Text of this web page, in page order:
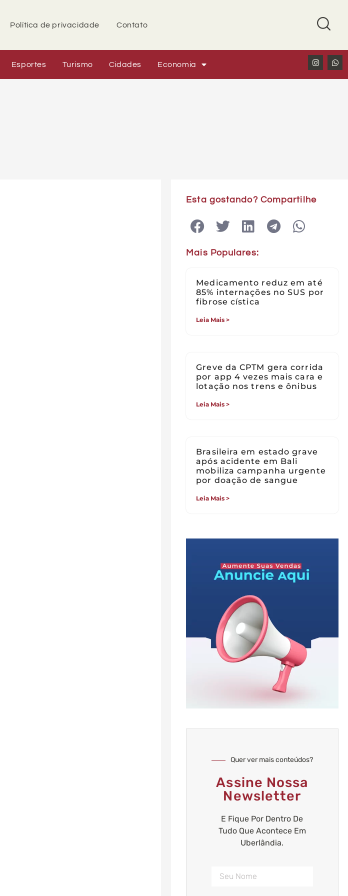
Política de privacidade Contato
Esportes Turismo Cidades Economia
Esta gostando? Compartilhe
Mais Populares:
Medicamento reduz em até
85% internações no SUS por
fibrose cística
Leia Mais >
Greve da CPTM gera corrida
por app 4 vezes mais cara e
lotação nos trens e ônibus
Leia Mais >
Brasileira em estado grave
após acidente em Bali
mobiliza campanha urgente
por doação de sangue
Leia Mais >
Quer ver mais conteúdos?
Assine Nossa
Newsletter
E Fique Por Dentro De
Tudo Que Acontece Em
Uberlândia.